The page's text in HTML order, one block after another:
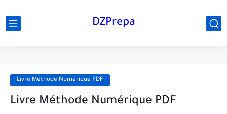
DZPrepa
Livre Méthode Numérique PDF
Livre Méthode Numérique PDF